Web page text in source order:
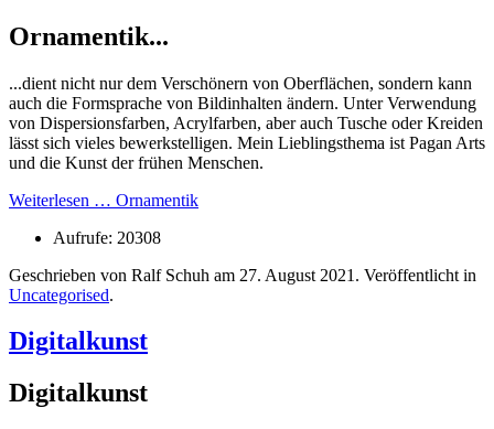
Ornamentik...
...dient nicht nur dem Verschönern von Oberflächen, sondern kann
auch die Formsprache von Bildinhalten ändern. Unter Verwendung
von Dispersionsfarben, Acrylfarben, aber auch Tusche oder Kreiden
lässt sich vieles bewerkstelligen. Mein Lieblingsthema ist Pagan Arts
und die Kunst der frühen Menschen.
Weiterlesen … Ornamentik
Aufrufe: 20308
Geschrieben von Ralf Schuh am 27. August 2021 . Veröffentlicht in
Uncategorised.
Digitalkunst
Digitalkunst